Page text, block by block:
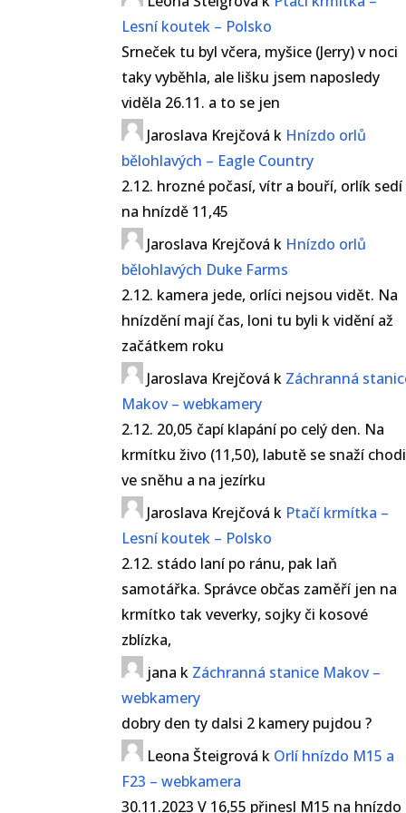
Lesní koutek – Polsko
Srneček tu byl včera, myšice (Jerry) v noci
taky vyběhla, ale lišku jsem naposledy
viděla 26.11. a to se jen
Jaroslava Krejčová k Hnízdo orlů
bělohlavých – Eagle Country
2.12. hrozné počasí, vítr a bouří, orlík sedí
na hnízdě 11,45
Jaroslava Krejčová k Hnízdo orlů
bělohlavých Duke Farms
2.12. kamera jede, orlíci nejsou vidět. Na
hnízdění mají čas, loni tu byli k vidění až
začátkem roku
Jaroslava Krejčová k Záchranná
Makov – webkamery
2.12. 20,05 čapí klapání po celý den. Na
krmítku živo (11,50), labutě se snaží
ve sněhu a na jezírku
Jaroslava Krejčová k Ptačí krmítka –
Lesní koutek – Polsko
2.12. stádo laní po ránu, pak laň
samotářka. Správce občas zaměří jen na
krmítko tak veverky, sojky či kosové
zblízka,
jana k Záchranná stanice Makov –
webkamery
dobry den ty dalsi 2 kamery pujdou ?
Leona Šteigrová k Orlí hnízdo M15 a
F23 – webkamera
30.11.2023 V 16,55 přinesl M15 na hnízdo